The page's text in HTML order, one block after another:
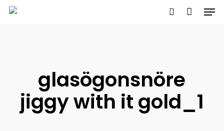
Skip
glasögonsnöre
jiggy with it gold_1